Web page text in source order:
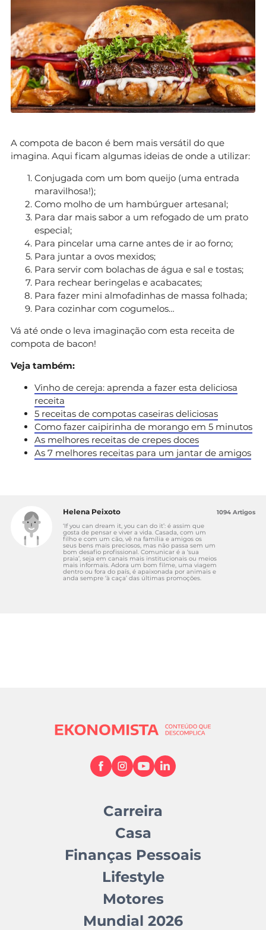
A compota de bacon é bem mais versátil do que
imagina. Aqui ficam algumas ideias de onde a utilizar:
Conjugada com um bom queijo (uma entrada
maravilhosa!);
Como molho de um hambúrguer artesanal;
Para dar mais sabor a um refogado de um prato
especial;
Para pincelar uma carne antes de ir ao forno;
Para juntar a ovos mexidos;
Para servir com bolachas de água e sal e tostas;
Para rechear beringelas e acabacates;
Para fazer mini almofadinhas de massa folhada;
Para cozinhar com cogumelos…
Vá até onde o leva imaginação com esta receita de
compota de bacon!
Veja também:
Vinho de cereja: aprenda a fazer esta deliciosa
receita
5 receitas de compotas caseiras deliciosas
Como fazer caipirinha de morango em 5 minutos
As melhores receitas de crepes doces
As 7 melhores receitas para um jantar de amigos
Helena Peixoto
‘If you can dream it, you can do it’: é assim que
gosta de pensar e viver a vida. Casada, com um
filho e com um cão, vê na família e amigos os
seus bens mais preciosos, mas não passa sem um
bom desafio profissional. Comunicar é a ‘sua
praia’, seja em canais mais institucionais ou meios
mais informais. Adora um bom filme, uma viagem
dentro ou fora do país, é apaixonada por animais e
anda sempre ‘à caça’ das últimas promoções.
1094 Artigos
Carreira
Casa
Finanças Pessoais
Lifestyle
Motores
Mundial 2026